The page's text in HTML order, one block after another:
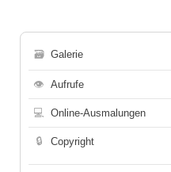
🗃 Galerie
👁 Aufrufe
💻 Online-Ausmalungen
🔒 Copyright